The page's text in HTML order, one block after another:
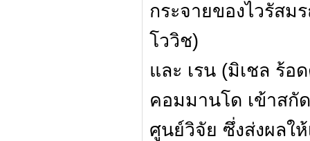
กระจายของไวรัส
โววิช)
และ เรน (มิเชล ร้
คอมมานโด เข้าสกั
ศูนย์วิจัย ซึ่งส่งผลใ